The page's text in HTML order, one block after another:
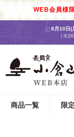
WEB会員様
8月10日(
（
商品一覧 限